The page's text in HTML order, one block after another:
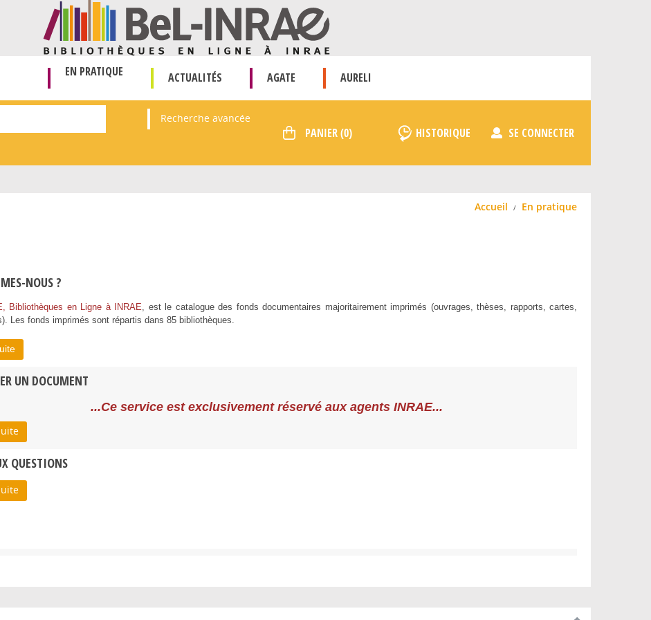
EN PRATIQUE ACTUALITÉS AGATE AURELI
Recherche avancée
HISTORIQUE SE CONNECTER
Accueil En pratique
NOUS ?
Bibliothèques en Ligne à INRAE, est le catalogue des fonds documentaires majoritairement imprimés (ouvrages, thèses, rapports, cartes,
Les fonds imprimés sont répartis dans 85 bibliothèques.
UN DOCUMENT
...Ce service est exclusivement réservé aux agents INRAE...
QUESTIONS